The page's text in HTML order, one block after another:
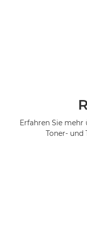
Erfahren Sie
Toner- und